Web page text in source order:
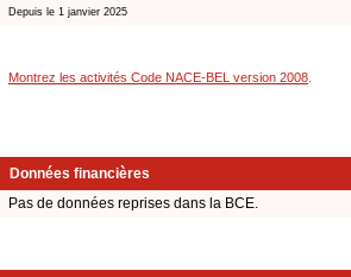
Depuis le 1 janvier 2025
Montrez les activités Code NACE-BEL version 2008
Données financières
Pas de données reprises dans la BCE.